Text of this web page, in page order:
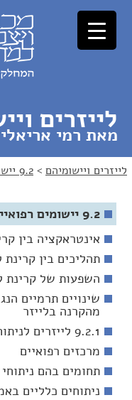
לתוכן
לניווט
לייזרים
מאת רמי אריאלי
לייזרים ויישומיהם > 9.2 יישומים רפואיים
9.2 יישומים רפואיים
אינטראקציה בין
תהליכים בין קרינת
השפעות של קרינת
שינויים תרמיים
מהקרנה בלייזר
9.2.1 לייזרים לניתוח רפואי
מרכזים רפואיים
תחומים בהם
ניתוחים כלליים